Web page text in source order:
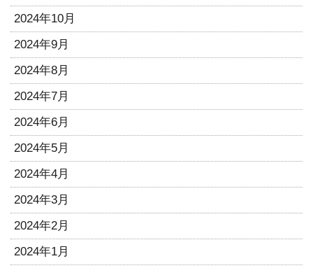
2024年10月
2024年9月
2024年8月
2024年7月
2024年6月
2024年5月
2024年4月
2024年3月
2024年2月
2024年1月